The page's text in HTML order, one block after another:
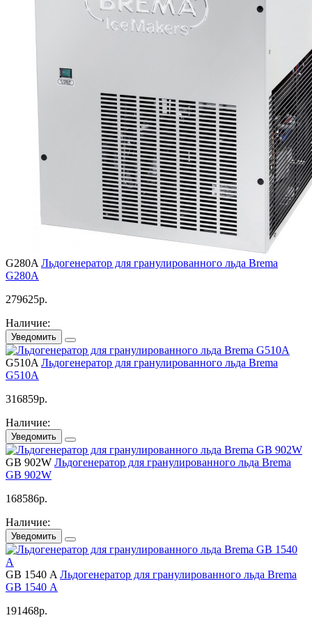
G280A Льдогенератор для гранулированного льда Brema
G280A
279625р.
Наличие:
Уведомить
G510A Льдогенератор для гранулированного льда Brema
G510A
316859р.
Наличие:
Уведомить
GB 902W Льдогенератор для гранулированного льда Brema
GB 902W
168586р.
Наличие:
Уведомить
GВ 1540 A Льдогенератор для гранулированного льда Brema
GВ 1540 A
191468р.